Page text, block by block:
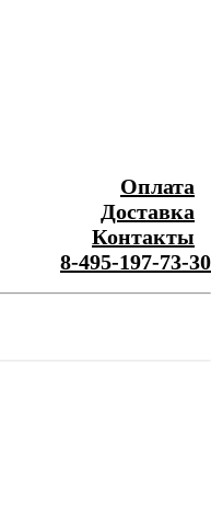
Оплата
Доставка
Контакты
8-495-197-73-30